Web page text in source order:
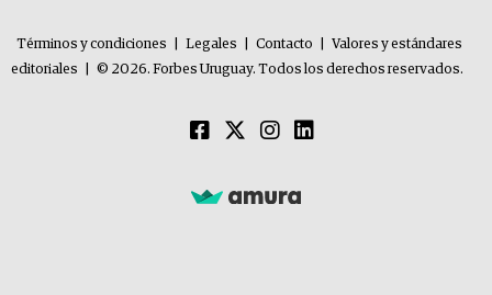
Términos y condiciones Legales Contacto
Valores y estándares
editoriales
© 2026. Forbes Uruguay. Todos los derechos reservados.